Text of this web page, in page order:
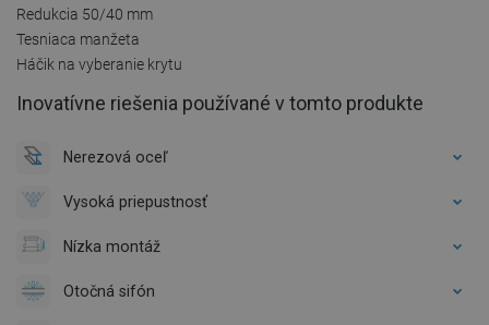
Redukcia 50/40 mm
Tesniaca manžeta
Háčik na vyberanie krytu
Inovatívne riešenia používané v tomto produkte
Nerezová oceľ
Vysoká priepustnosť
Nízka montáž
Otočná sifón